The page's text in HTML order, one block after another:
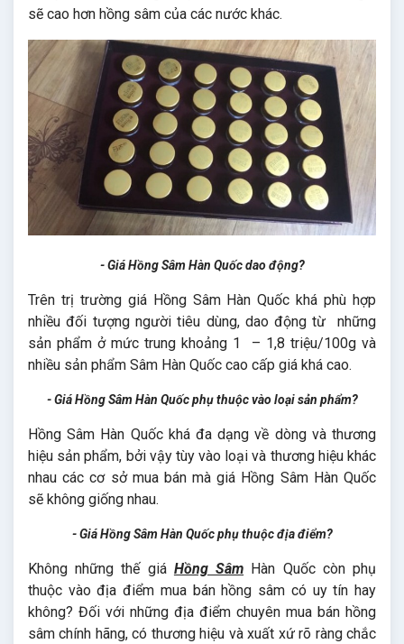
sẽ cao hơn hồng sâm của các nước khác.
- Giá Hồng Sâm Hàn Quốc dao động?
Trên trị trường giá Hồng Sâm Hàn Quốc khá phù hợp
nhiều đối tượng người tiêu dùng, dao động từ những
sản phẩm ở mức trung khoảng 1 – 1,8 triệu/100g và
nhiều sản phẩm Sâm Hàn Quốc cao cấp giá khá cao.
- Giá Hồng Sâm Hàn Quốc phụ thuộc vào loại sản phẩm?
Hồng Sâm Hàn Quốc khá đa dạng về dòng và thương
hiệu sản phẩm, bởi vậy tùy vào loại và thương hiệu khác
nhau các cơ sở mua bán mà giá Hồng Sâm Hàn Quốc
sẽ không giống nhau.
- Giá Hồng Sâm Hàn Quốc phụ thuộc địa điểm?
Không những thế giá Hồng Sâm Hàn Quốc còn phụ
thuộc vào địa điểm mua bán hồng sâm có uy tín hay
không? Đối với những địa điểm chuyên mua bán hồng
sâm chính hãng, có thương hiệu và xuất xứ rõ ràng chắc